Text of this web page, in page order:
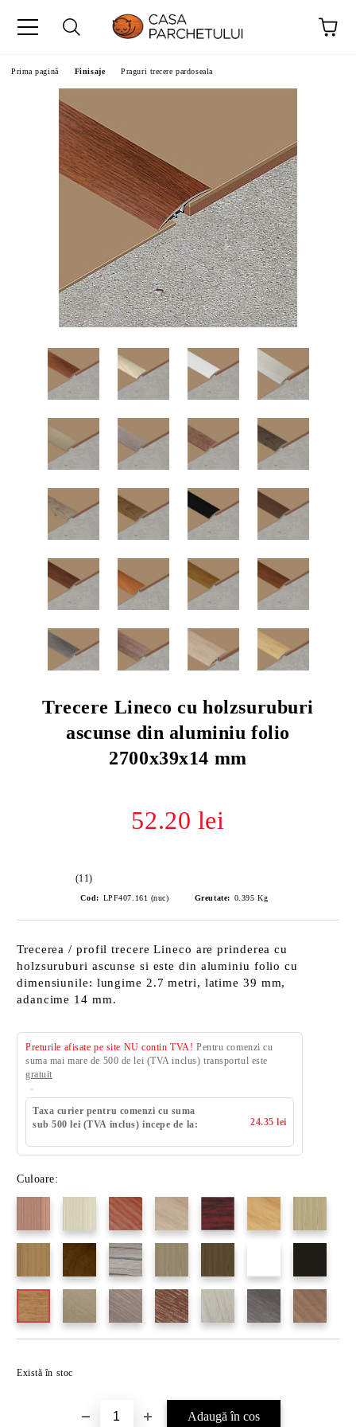
Prima pagină Finisaje Praguri trecere pardoseala
Trecere Lineco cu holzsuruburi
ascunse din aluminiu folio
2700x39x14 mm
52.20 lei
(11)
Cod: LPF407.161 (nuc) Greutate: 0.395 Kg
Trecerea / profil trecere Lineco are prinderea cu
holzsuruburi ascunse si este din aluminiu folio cu
dimensiunile: lungime 2.7 metri, latime 39 mm,
adancime 14 mm.
Preturile afisate pe site NU contin TVA! Pentru comenzi cu
suma mai mare de 500 de lei (TVA inclus) transportul este
gratuit
Taxa curier pentru comenzi cu suma
sub 500 lei (TVA inclus) incepe de la:
24.35 lei
Culoare:
Există în stoc